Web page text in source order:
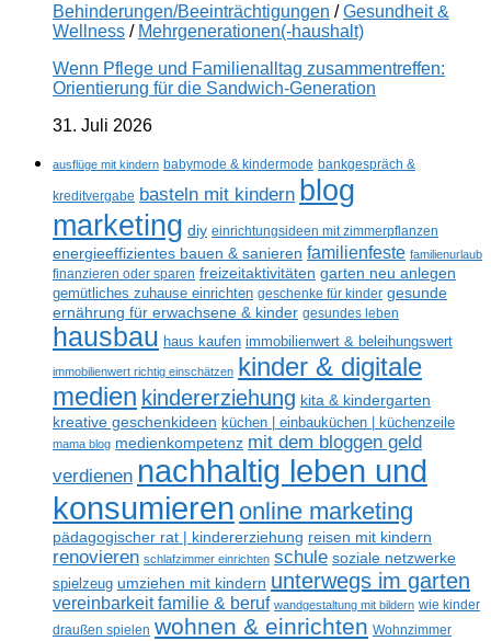
Behinderungen/Beeinträchtigungen /Gesundheit &
Wellness / Mehrgenerationen(-haushalt)
Wenn Pflege und Familienalltag zusammentreffen:
Orientierung für die Sandwich-Generation
31. Juli 2026
ausflüge mit kindern babymode & kindermode bankgespräch &
kreditvergabe basteln mit kindern blog
marketing diy einrichtungsideen mit zimmerpflanzen
energieeffizientes bauen & sanieren familienfeste familienurlaub
finanzieren oder sparen freizeitaktivitäten garten neu anlegen
gemütliches zuhause einrichten geschenke für kinder gesunde
ernährung für erwachsene & kinder gesundes leben
hausbau haus kaufen immobilienwert & beleihungswert
immobilienwert richtig einschätzen kinder & digitale
medien kindererziehung kita & kindergarten
kreative geschenkideen küchen | einbauküchen | küchenzeile
mama blog medienkompetenz mit dem bloggen geld
verdienen nachhaltig leben und
konsumieren online marketing
pädagogischer rat | kindererziehung reisen mit kindern
renovieren schlafzimmer einrichten schule soziale netzwerke
spielzeug umziehen mit kindern unterwegs im garten
vereinbarkeit familie & beruf wandgestaltung mit bildern wie kinder
draußen spielen wohnen & einrichten Wohnzimmer